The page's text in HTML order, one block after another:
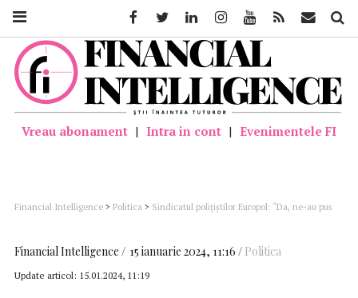
Vreau abonament | Intra in cont | Evenimentele FI
Financial Intelligence > Politica > Sindicatul polițiștilor Europol: “Da, ne-au pus
Financial Intelligence 15 ianuarie 2024, 11:16 Politica
Update articol: 15.01.2024, 11:19
FacebookTwitter LinkedinInstagramYoutube Feed Mail